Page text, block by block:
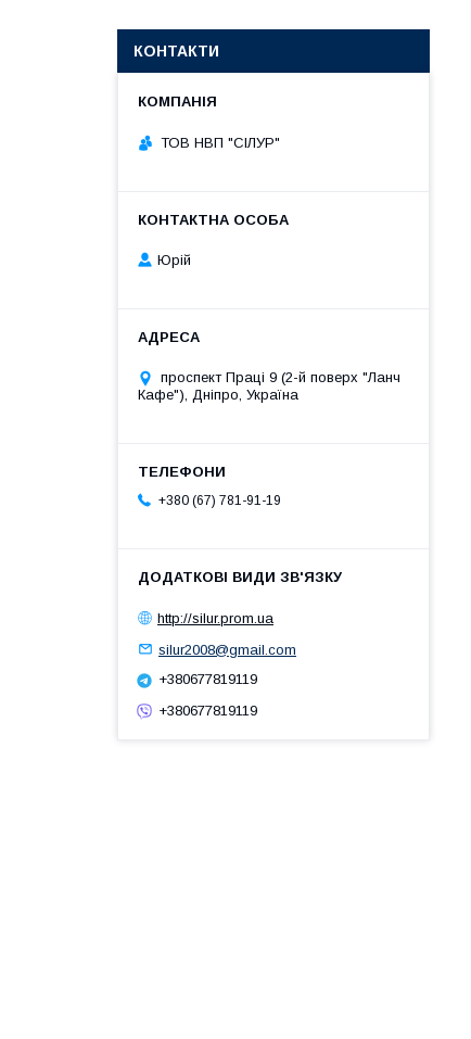
КОНТАКТИ
ТОВ НВП "СІЛУР"
Юрій
проспект Праці 9 (2-й поверх "Ланч
Кафе"), Дніпро, Україна
+380 (67) 781-91-19
http://silur.prom.ua
silur2008@gmail.com
+380677819119
+380677819119